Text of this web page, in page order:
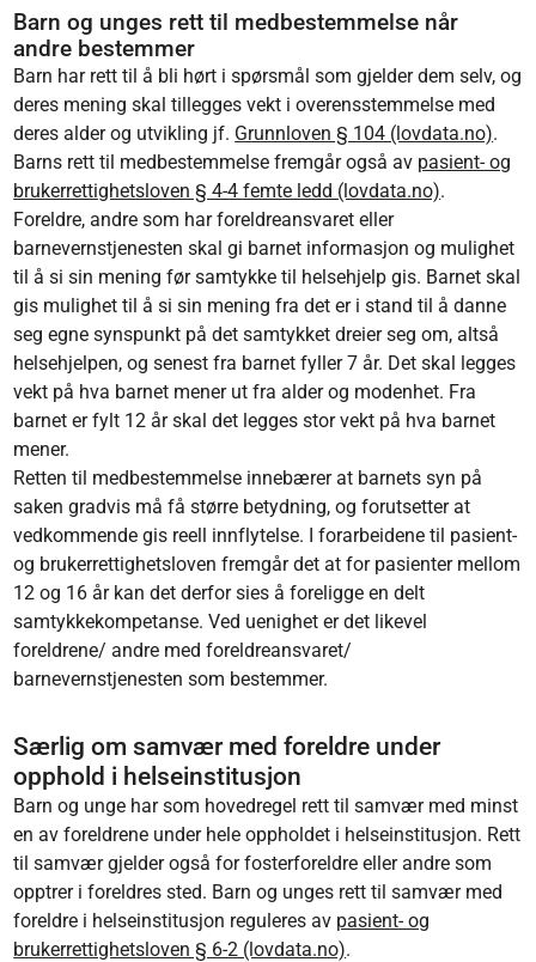
Barn og unges rett til medbestemmelse når
andre bestemmer
Barn har rett til å bli hørt i spørsmål som gjelder dem selv, og
deres mening skal tillegges vekt i overensstemmelse med
deres alder og utvikling jf. Grunnloven § 104 (lovdata.no).
Barns rett til medbestemmelse fremgår også av pasient- og
brukerrettighetsloven § 4-4 femte ledd (lovdata.no).
Foreldre, andre som har foreldreansvaret eller
barnevernstjenesten skal gi barnet informasjon og mulighet
til å si sin mening før samtykke til helsehjelp gis. Barnet skal
gis mulighet til å si sin mening fra det er i stand til å danne
seg egne synspunkt på det samtykket dreier seg om, altså
helsehjelpen, og senest fra barnet fyller 7 år. Det skal legges
vekt på hva barnet mener ut fra alder og modenhet. Fra
barnet er fylt 12 år skal det legges stor vekt på hva barnet
mener.
Retten til medbestemmelse innebærer at barnets syn på
saken gradvis må få større betydning, og forutsetter at
vedkommende gis reell innflytelse. I forarbeidene til pasient-
og brukerrettighetsloven fremgår det at for pasienter mellom
12 og 16 år kan det derfor sies å foreligge en delt
samtykkekompetanse. Ved uenighet er det likevel
foreldrene/ andre med foreldreansvaret/
barnevernstjenesten som bestemmer.
Særlig om samvær med foreldre under
opphold i helseinstitusjon
Barn og unge har som hovedregel rett til samvær med minst
en av foreldrene under hele oppholdet i helseinstitusjon. Rett
til samvær gjelder også for fosterforeldre eller andre som
opptrer i foreldres sted. Barn og unges rett til samvær med
foreldre i helseinstitusjon reguleres av pasient- og
brukerrettighetsloven § 6-2 (lovdata.no).